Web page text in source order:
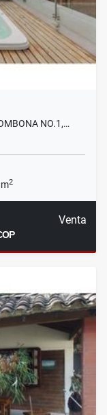
NO.1,…
2
Venta